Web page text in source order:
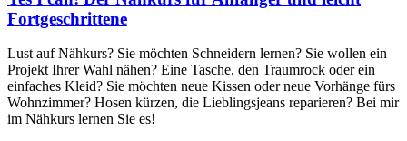
Fortgeschrittene
Lust auf Nähkurs? Sie möchten Schneidern lernen? Sie wollen ein
Projekt Ihrer Wahl nähen? Eine Tasche, den Traumrock oder ein
einfaches Kleid? Sie möchten neue Kissen oder neue Vorhänge fürs
Wohnzimmer? Hosen kürzen, die Lieblingsjeans reparieren? Bei mir
im Nähkurs lernen Sie es!